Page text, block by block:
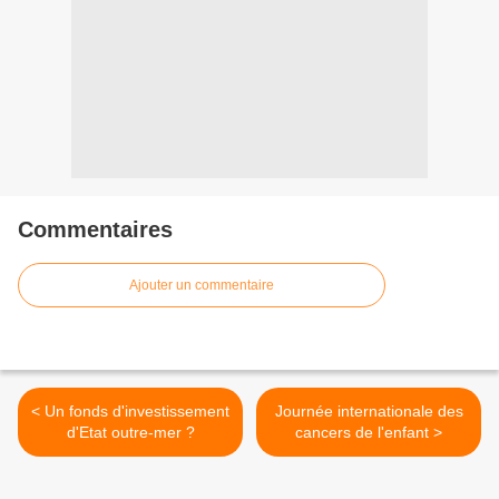
Commentaires
Ajouter un commentaire
< Un fonds d'investissement
d'Etat outre-mer ?
Journée internationale des
cancers de l'enfant >